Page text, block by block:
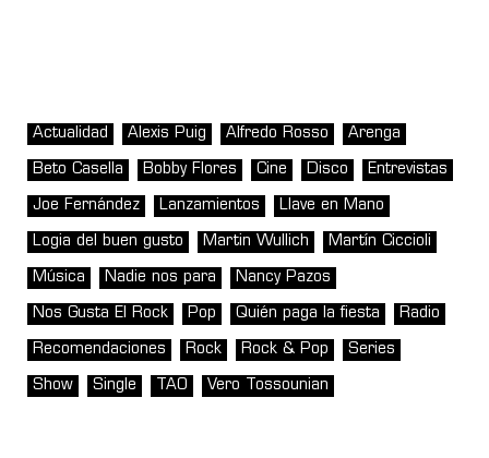
Actualidad Alexis Puig Alfredo Rosso Arenga
Beto Casella Bobby Flores Cine Disco Entrevistas
Joe Fernández Lanzamientos Llave en Mano
Logia del buen gusto Martin Wullich Martín Ciccioli
Música Nadie nos para Nancy Pazos
Nos Gusta El Rock Pop Quién paga la fiesta Radio
Recomendaciones Rock Rock & Pop Series
Show Single TAO Vero Tossounian